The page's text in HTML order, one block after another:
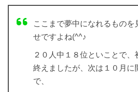
ここまで夢中になれるものを
せですよね(^^♪
２０人中１８位といことで、
終えましたが、次は１０月に
で、